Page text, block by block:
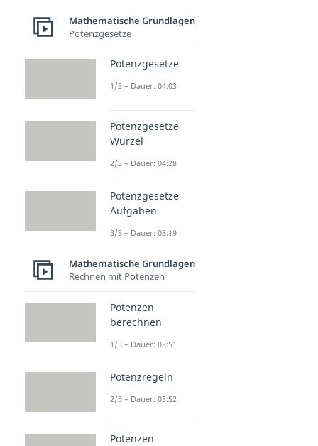
Mathematische Grundlagen
Potenzgesetze
Potenzgesetze
1/3 – Dauer: 04:03
Potenzgesetze
Wurzel
2/3 – Dauer: 04:28
Potenzgesetze
Aufgaben
3/3 – Dauer: 03:19
Mathematische Grundlagen
Rechnen mit Potenzen
Potenzen
berechnen
1/5 – Dauer: 03:51
Potenzregeln
2/5 – Dauer: 03:52
Potenzen